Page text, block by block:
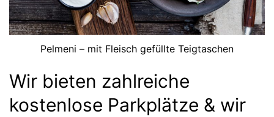
Pelmeni – mit Fleisch gefüllte Teigtaschen
Wir bieten zahlreiche
kostenlose Parkplätze & wir